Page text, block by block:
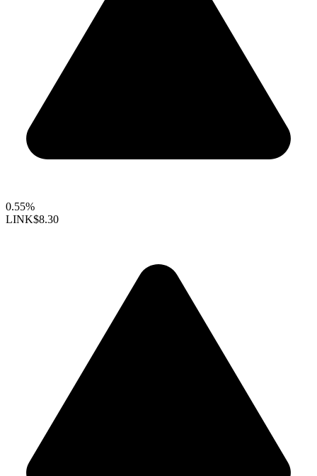
0.55%
LINK$8.30